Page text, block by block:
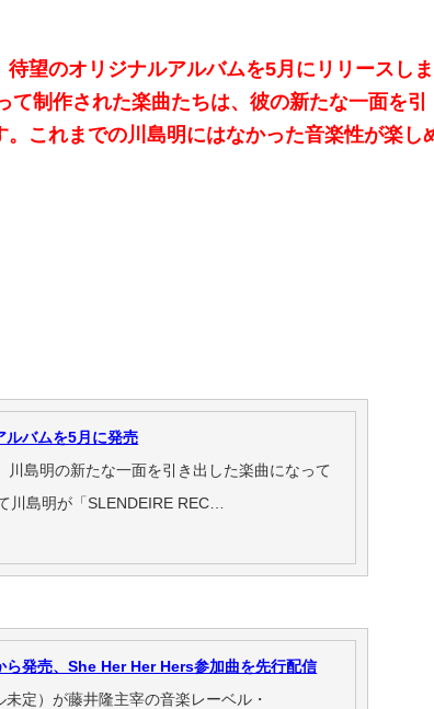
望のオリジナルアルバムを5月にリリースしま
制作された楽曲たちは、彼の新たな一面を引
これまでの川島明にはなかった音楽性が楽し
ルバムを5月に発売
島明の新たな⼀⾯を引き出した楽曲になって
川島明が「SLENDEIRE REC…
発売、She Her Her Hers参加曲を先行配信
定）が藤井隆主宰の音楽レーベル・